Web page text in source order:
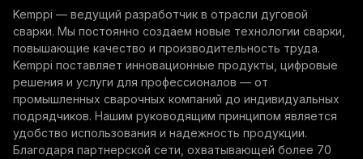
By subscribing, you agree to receive marketing emails
from Kemppi.
Kemppi — ведущий разработчик в отрасли дуговой
сварки. Мы постоянно создаем новые технологии сварки,
повышающие качество и производительность труда.
Kemppi поставляет инновационные продукты, цифровые
решения и услуги для профессионалов — от
промышленных сварочных компаний до индивидуальных
подрядчиков. Нашим руководящим принципом является
удобство использования и надежность продукции.
Благодаря партнерской сети, охватывающей более 70